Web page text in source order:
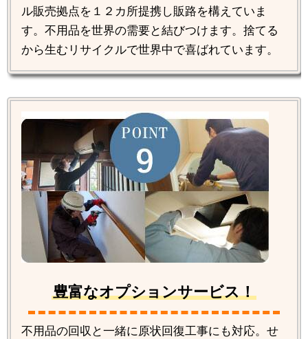
ル販売拠点を１２カ所提携し販路を構えていま
す。不用品を世界の需要と結びつけます。捨てる
から生むリサイクルで世界中で喜ばれています。
豊富なオプションサービス！
不用品の回収と一緒に原状回復工事にも対応。せ